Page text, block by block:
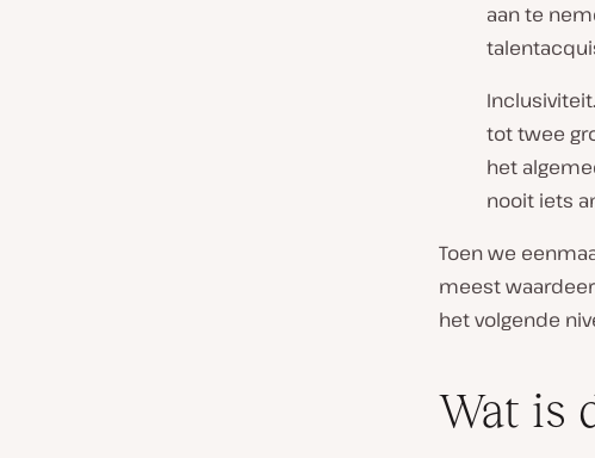
aan te
tot twee
het
nooit iets
Toen we
meest
het volgende
Wat is